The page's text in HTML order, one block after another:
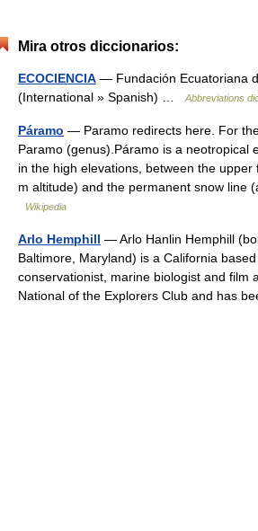
Mira otros diccionarios:
ECOCIENCIA — Fundación Ecuatoriana
(International » Spanish) …
Abbreviations
Páramo — Paramo redirects here. For
Paramo (genus).Páramo is a neotropical
in the high elevations, between the
m altitude) and the permanent snow line
Wikipedia
Arlo Hemphill — Arlo Hanlin Hemphill
Baltimore, Maryland) is a California
conservationist, marine biologist and film
National of the Explorers Club and has